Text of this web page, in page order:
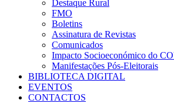
Destaque Rural
FMO
Boletins
Assinatura de Revistas
Comunicados
Impacto Socioeconómico do
Manifestações Pós-Eleitorais
BIBLIOTECA DIGITAL
EVENTOS
CONTACTOS